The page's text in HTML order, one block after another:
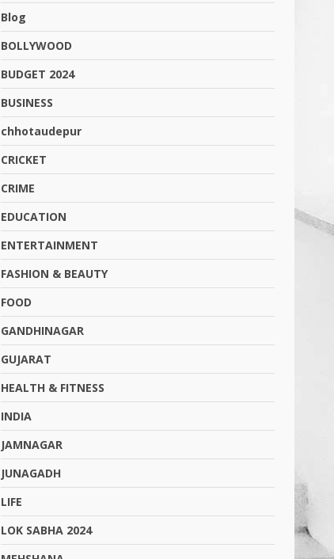
Blog
BOLLYWOOD
BUDGET 2024
BUSINESS
chhotaudepur
CRICKET
CRIME
EDUCATION
ENTERTAINMENT
FASHION & BEAUTY
FOOD
GANDHINAGAR
GUJARAT
HEALTH & FITNESS
INDIA
JAMNAGAR
JUNAGADH
LIFE
LOK SABHA 2024